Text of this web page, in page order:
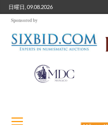
日曜日, 09.08.2026
Sponsored by